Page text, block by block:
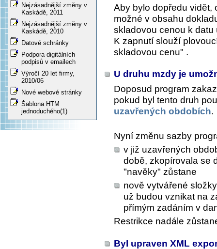
Nejzásadnější změny v
Kaskádě, 2011
Nejzásadnější změny v
Kaskádě, 2010
Datové schránky
Podpora digitálních
podpisů v emailech
Výročí 20 let firmy,
2010/06
Nové webové stránky
Šablona HTM
jednoduchého(1)
Aby bylo dopředu vidět,
možné v obsahu
skladovou cenou k
K zapnutí slouží
skladovou cenu" .
U druhu mzdy je
Doposud program
pokud byl tento druh
uzavřených obdobích.
Nyní změnu sazby
v již uzavřených
době, zkopírovala se
"navěky" zůstane
nově vytvářené
už budou vznikat na
přímým zadáním v
Restrikce nadále
Byl upraven XML